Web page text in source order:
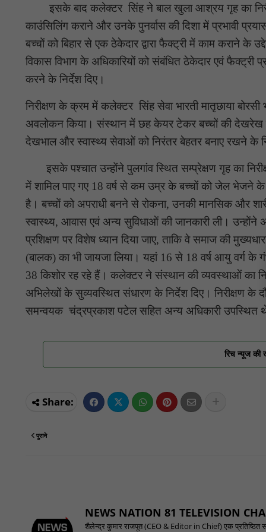
इसके बाद कलेक्टर सिंह ने बाल खुला आश्रय गृह का
काउंसिलिंग कराने और उनके पुनर्वास की दिशा में प्रभावी
बच्चों को बिहार से एक ठेकेदार द्वारा फैक्ट्री में काम कराने के
विकास विभाग के अधिकारियों को संबंधित ठेकेदार एवं फैक्ट्री
करने के निर्देश दिए।
निरीक्षण के क्रम में कलेक्टर सिंह सेवा भारती मातृछाया
अवलोकन किया। संस्थान में छह केयर टेकर बच्चों की देखरेख
देखभाल और स्वास्थ्य सेवाओं को निरंतर बेहतर बनाए रखने के
इसके पश्चात उन्होंने पुलगांव स्थित सम्प्रेक्षण गृह का
में शामिल पाए गए 18 वर्ष से कम उम्र के बच्चों को जेल भेजने
है। बच्चों को अपराधी बनने से रोकना, उनकी मानसिक और
स्वास्थ्य, आवास एवं अन्य सुविधाओं की जानकारी ली। उन्होंने
प्रशिक्षण पर विशेष ध्यान दिया जाए, ताकि वे समाज की
(बालक) का भी जायजा लिया। यहां 16 से 18 वर्ष आयु वर्ग के
38 किशोर रह रहे हैं। कलेक्टर ने संस्थान की व्यवस्थाओं का
अभिलेखों के सुव्यवस्थित संधारण के निर्देश दिए। निरीक्षण के
समन्वयक चंद्रप्रकाश पटेल सहित अन्य अधिकारी उपस्थित
रिच न्यूज की
पुराने
NEWS NATION 81 TELEVISION
शैलेन्द्र कुमार राजपूत (CEO & Editor in Chief) एक प्रतिष्ठित